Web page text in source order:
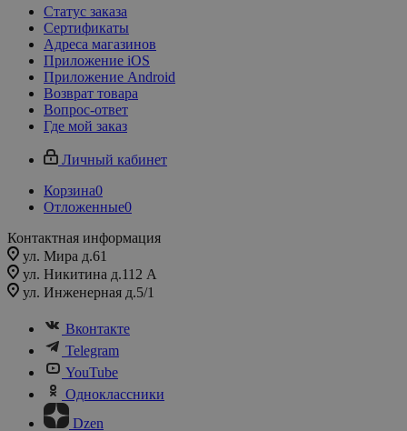
Статус заказа
Сертификаты
Адреса магазинов
Приложение iOS
Приложение Android
Возврат товара
Вопрос-ответ
Где мой заказ
Личный кабинет
Корзина0
Отложенные0
Контактная информация
ул. Мира д.61
ул. Никитина д.112 А
ул. Инженерная д.5/1
Вконтакте
Telegram
YouTube
Одноклассники
Dzen